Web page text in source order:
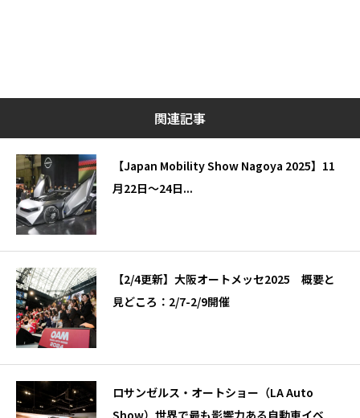
関連記事
【Japan Mobility Show Nagoya 2025】11
月22日～24日...
【2/4更新】大阪オートメッセ2025 概要と
見どころ：2/7-2/9開催
ロサンゼルス・オートショー（LA Auto